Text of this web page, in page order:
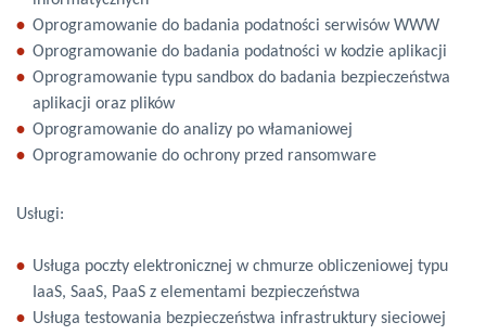
Oprogramowanie do badania podatności serwisów WWW
Oprogramowanie do badania podatności w kodzie aplikacji
Oprogramowanie typu sandbox do badania bezpieczeństwa
aplikacji oraz plików
Oprogramowanie do analizy po włamaniowej
Oprogramowanie do ochrony przed ransomware
Usługi:
Usługa poczty elektronicznej w chmurze obliczeniowej typu
IaaS, SaaS, PaaS z elementami bezpieczeństwa
Usługa testowania bezpieczeństwa infrastruktury sieciowej